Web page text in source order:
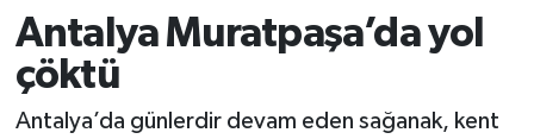
Antalya Muratpaşa’da yol
çöktü
Antalya’da günlerdir devam eden sağanak, kent
Bölge
EĞİTİM
Antalya Trafik Yoğunluk Haritası
Süper Lig Puan Durumu ve Fikstür